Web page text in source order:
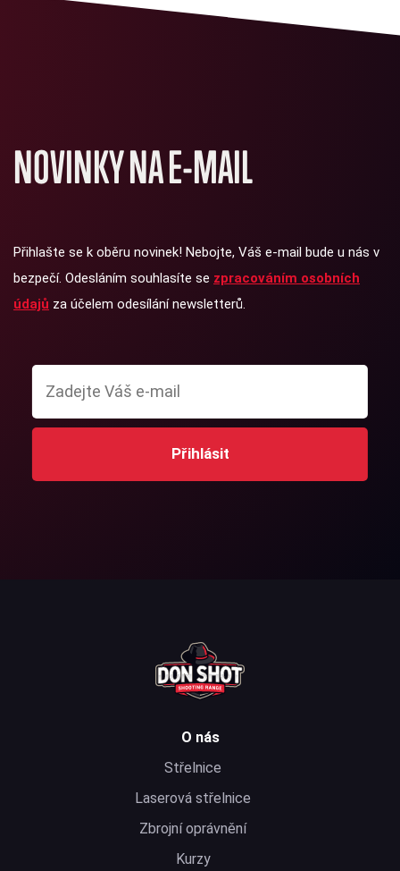
NOVINKY NA E-MAIL
Přihlašte se k oběru novinek! Nebojte, Váš e-mail bude u nás v
bezpečí. Odesláním souhlasíte se zpracováním osobních
údajů za účelem odesílání newsletterů.
Přihlásit
O nás
Střelnice
Laserová střelnice
Zbrojní oprávnění
Kurzy